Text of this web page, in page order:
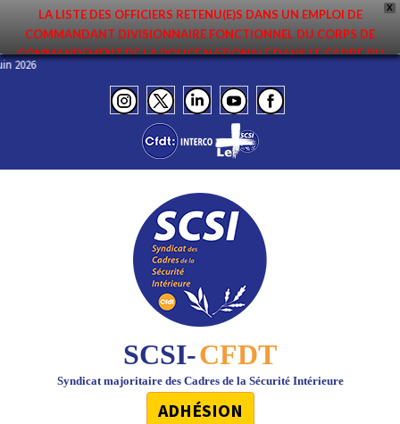
X
LA LISTE DES OFFICIERS RETENU(E)S DANS UN EMPLOI DE
COMMANDANT DIVISIONNAIRE FONCTIONNEL DU CORPS DE
COMMANDEMENT DE LA POLICE NATIONALE DANS LE CADRE DU
PREMIER MOUVEMENT 2026 A ÉTÉ DIFFUSÉE. ELLE EST DISPONIBLE EN
PAGES PROTÉGÉES DU SITE. FÉLICITATIONS AUX NOMMÉ(E)S !
Juin 2026
SCSI-CFDT
Syndicat majoritaire des Cadres de la Sécurité Intérieure
ADHÉSION